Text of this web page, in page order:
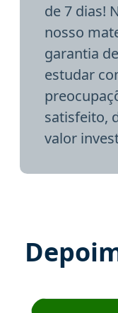
de 7 dias!
nosso
garantia
estudar
satisfeito,
valor
Estudante José